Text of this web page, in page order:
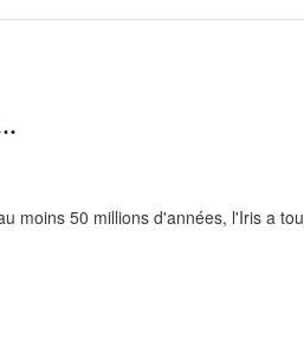
moins 50 millions d'années, l'Iris a